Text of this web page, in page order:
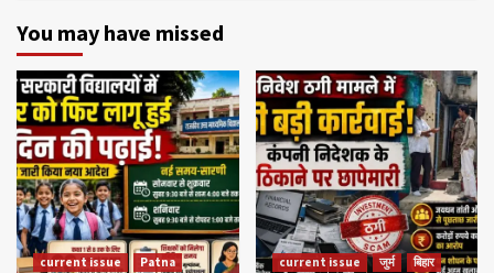
You may have missed
current issue
Patna
current issue जुर्म
बिहार